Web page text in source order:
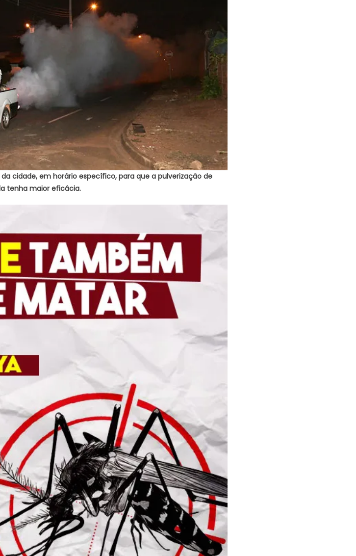
cidade, em horário específico, para que a pulverização de
tenha maior eficácia.